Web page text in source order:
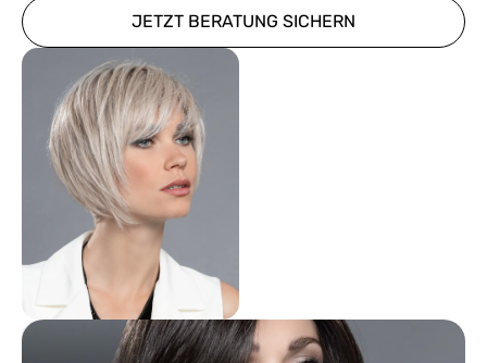
JETZT BERATUNG SICHERN